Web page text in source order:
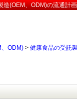
(OEM、ODM)の流通計
、ODM) > 健康食品の受託